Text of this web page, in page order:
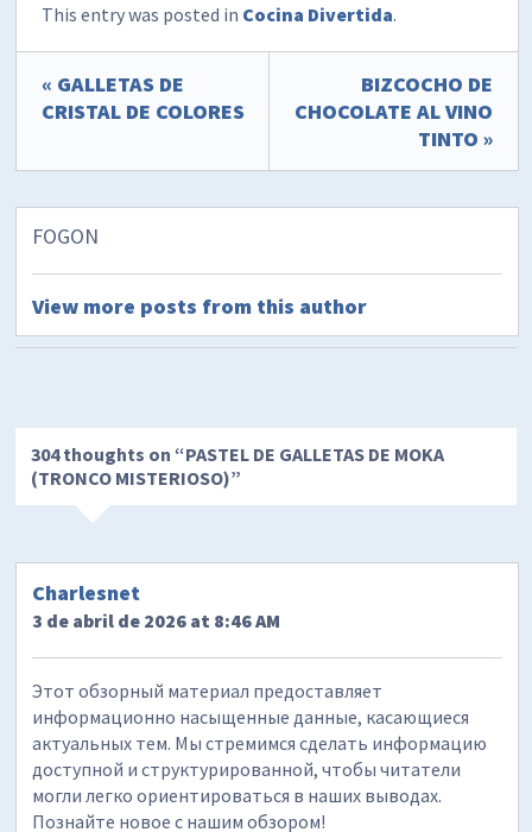
This entry was posted in Cocina Divertida.
« GALLETAS DE
CRISTAL DE COLORES
BIZCOCHO DE
CHOCOLATE AL VINO
TINTO »
FOGON
View more posts from this author
304 thoughts on “PASTEL DE GALLETAS DE MOKA
(TRONCO MISTERIOSO)”
Charlesnet
3 de abril de 2026 at 8:46 AM
Этот обзорный материал предоставляет
информационно насыщенные данные, касающиеся
актуальных тем. Мы стремимся сделать информацию
доступной и структурированной, чтобы читатели
могли легко ориентироваться в наших выводах.
Познайте новое с нашим обзором!